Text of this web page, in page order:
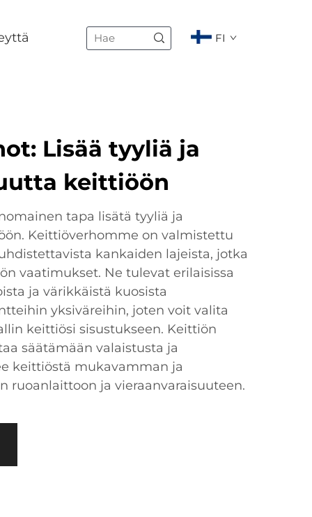
FI
Lisää tyyliä ja
keittiöön
tapa lisätä tyyliä ja
Keittiöverhomme on valmistettu
kankaiden lajeista, jotka
vaatimukset. Ne tulevat erilaisissa
ja värikkäistä kuosista
yksiväreihin, joten voit valita
keittiösi sisustukseen. Keittiön
säätämään valaistusta ja
keittiöstä mukavamman ja
ruoanlaittoon ja vieraanvaraisuuteen.